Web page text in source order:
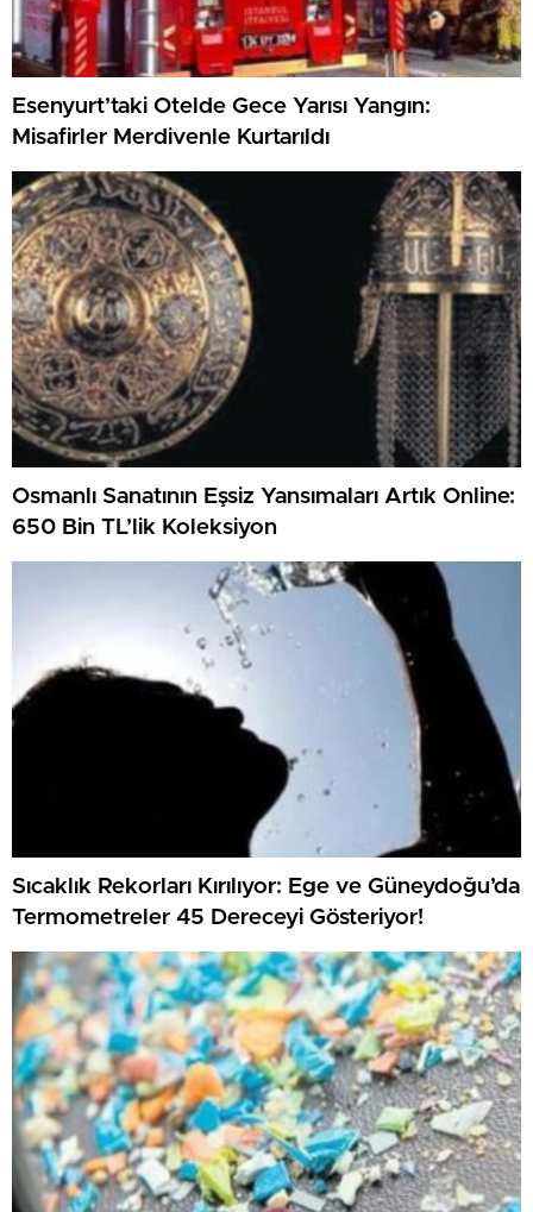
Esenyurt’taki Otelde Gece Yarısı Yangın:
Misafirler Merdivenle Kurtarıldı
Osmanlı Sanatının Eşsiz Yansımaları Artık Online:
650 Bin TL’lik Koleksiyon
Sıcaklık Rekorları Kırılıyor: Ege ve Güneydoğu’da
Termometreler 45 Dereceyi Gösteriyor!